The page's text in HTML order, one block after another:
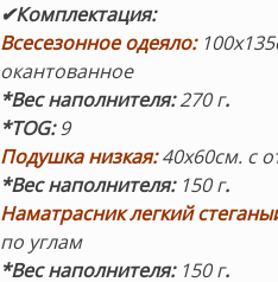
✔Комплектация:
Всесезонное одеяло:
окантованное
*Вес наполнителя:270 г.
*TOG:9
Подушка низкая:40х60см. с
*Вес наполнителя: 150 г.
Наматрасник легкий
по углам
*Вес наполнителя: 150 г.